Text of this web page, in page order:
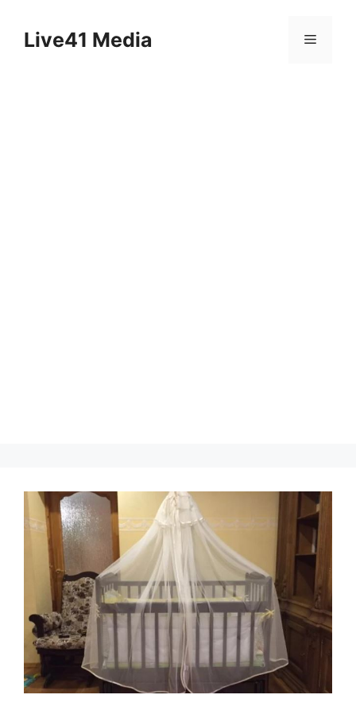
contentLive41 Media Menu